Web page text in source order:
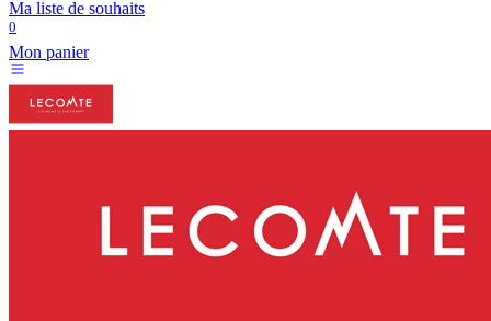
Ma liste de souhaits
0
Mon panier